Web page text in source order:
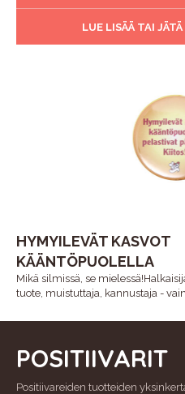
LUE LISÄÄ TAI
HYMYILEVÄT KASVOT
KÄÄNTÖPUOLELLA
Mikä silmissä, se
tuote, muistuttaja, kannustaja -
POSITIIVARIT
Positiivareiden tuotteiden